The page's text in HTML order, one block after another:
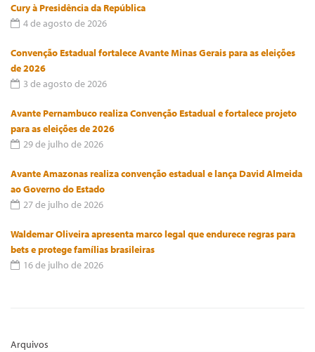
Cury à Presidência da República
4 de agosto de 2026
Convenção Estadual fortalece Avante Minas Gerais para as eleições
de 2026
3 de agosto de 2026
Avante Pernambuco realiza Convenção Estadual e fortalece projeto
para as eleições de 2026
29 de julho de 2026
Avante Amazonas realiza convenção estadual e lança David Almeida
ao Governo do Estado
27 de julho de 2026
Waldemar Oliveira apresenta marco legal que endurece regras para
bets e protege famílias brasileiras
16 de julho de 2026
Arquivos